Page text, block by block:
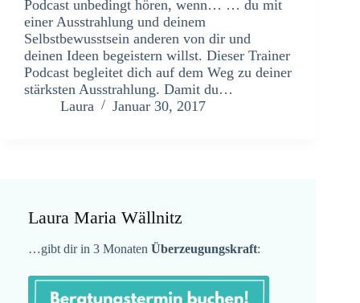
Podcast unbedingt hören, wenn… … du mit
einer Ausstrahlung und deinem
Selbstbewusstsein anderen von dir und
deinen Ideen begeistern willst. Dieser Trainer
Podcast begleitet dich auf dem Weg zu deiner
stärksten Ausstrahlung. Damit du…
Laura
Januar 30, 2017
Laura Maria Wällnitz
…gibt dir in 3 Monaten Überzeugungskraft: